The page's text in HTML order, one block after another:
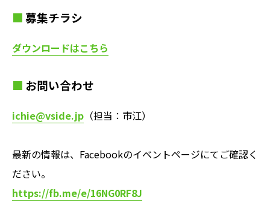
募集チラシ
ダウンロードはこちら
お問い合わせ
ichie@vside.jp （担当：市江）
最新の情報は、Facebookのイベントページにてご確認く
ださい。
https://fb.me/e/16NG0RF8J